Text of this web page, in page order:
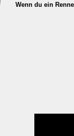
Wenn du ein